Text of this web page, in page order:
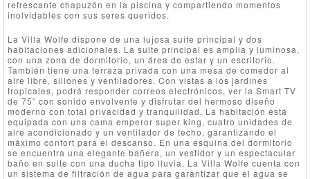
refrescante chapuzón en la piscina y compartiendo momentos
inolvidables con sus seres queridos.
La Villa Wolfe dispone de una lujosa suite principal y dos
habitaciones adicionales. La suite principal es amplia y luminosa,
con una zona de dormitorio, un área de estar y un escritorio.
También tiene una terraza privada con una mesa de comedor al
aire libre, sillones y ventiladores. Con vistas a los jardines
tropicales, podrá responder correos electrónicos, ver la Smart TV
de 75” con sonido envolvente y disfrutar del hermoso diseño
moderno con total privacidad y tranquilidad. La habitación está
equipada con una cama emperor super king, cuatro unidades de
aire acondicionado y un ventilador de techo, garantizando el
máximo confort para el descanso. En una esquina del dormitorio
se encuentra una elegante bañera, un vestidor y un espectacular
baño en suite con una ducha tipo lluvia. La Villa Wolfe cuenta con
un sistema de filtración de agua para garantizar que el agua se